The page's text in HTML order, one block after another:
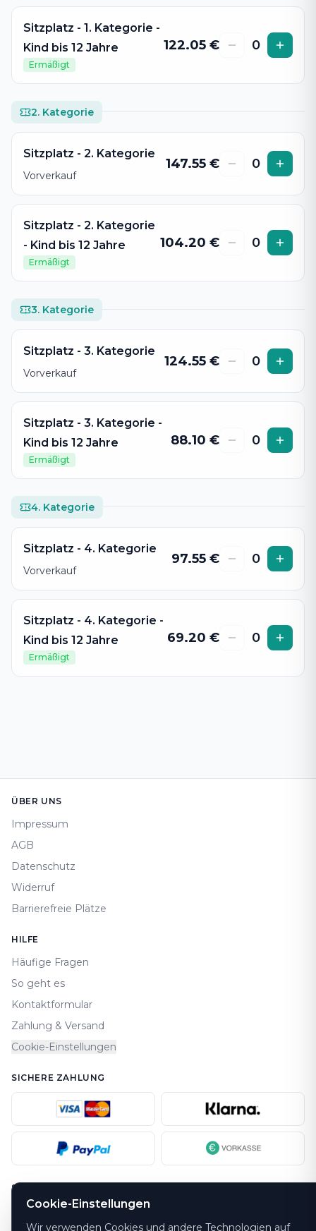
Sitzplatz - 1. Kategorie -
Kind bis 12 Jahre
Ermäßigt
122.05 € 0
2. Kategorie
Sitzplatz - 2. Kategorie
Vorverkauf
147.55 € 0
Sitzplatz - 2. Kategorie
- Kind bis 12 Jahre
Ermäßigt
104.20 € 0
3. Kategorie
Sitzplatz - 3. Kategorie
Vorverkauf
124.55 € 0
Sitzplatz - 3. Kategorie -
Kind bis 12 Jahre
Ermäßigt
88.10 € 0
4. Kategorie
Sitzplatz - 4. Kategorie
Vorverkauf
97.55 € 0
Sitzplatz - 4. Kategorie -
Kind bis 12 Jahre
Ermäßigt
69.20 € 0
ÜBER UNS
Impressum
AGB
Datenschutz
Widerruf
Barrierefreie Plätze
HILFE
Häufige Fragen
So geht es
Kontaktformular
Zahlung & Versand
Cookie-Einstellungen
SICHERE ZAHLUNG
SICHERHEIT
Cookie-Einstellungen
Wir verwenden Cookies und andere Technologien auf